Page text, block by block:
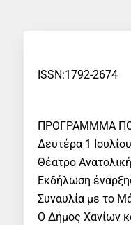
ISSN:1792-2674
ΠΡΟΓΡΑΜΜΜΑ
Δευτέρα 1
Θέατρο
Εκδήλωση
Συναυλία με το
Ο Δήμος Χανίων